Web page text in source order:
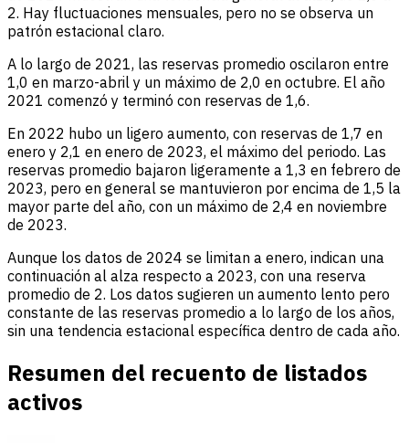
2. Hay fluctuaciones mensuales, pero no se observa un
patrón estacional claro.
A lo largo de 2021, las reservas promedio oscilaron entre
1,0 en marzo-abril y un máximo de 2,0 en octubre. El año
2021 comenzó y terminó con reservas de 1,6.
En 2022 hubo un ligero aumento, con reservas de 1,7 en
enero y 2,1 en enero de 2023, el máximo del periodo. Las
reservas promedio bajaron ligeramente a 1,3 en febrero de
2023, pero en general se mantuvieron por encima de 1,5 la
mayor parte del año, con un máximo de 2,4 en noviembre
de 2023.
Aunque los datos de 2024 se limitan a enero, indican una
continuación al alza respecto a 2023, con una reserva
promedio de 2. Los datos sugieren un aumento lento pero
constante de las reservas promedio a lo largo de los años,
sin una tendencia estacional específica dentro de cada año.
Resumen del recuento de listados
activos